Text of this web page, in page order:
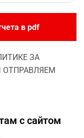
в pdf
ЗА
с сайтом